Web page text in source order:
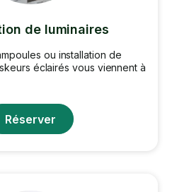
de luminaires
ou installation de
éclairés vous viennent à
Réserver